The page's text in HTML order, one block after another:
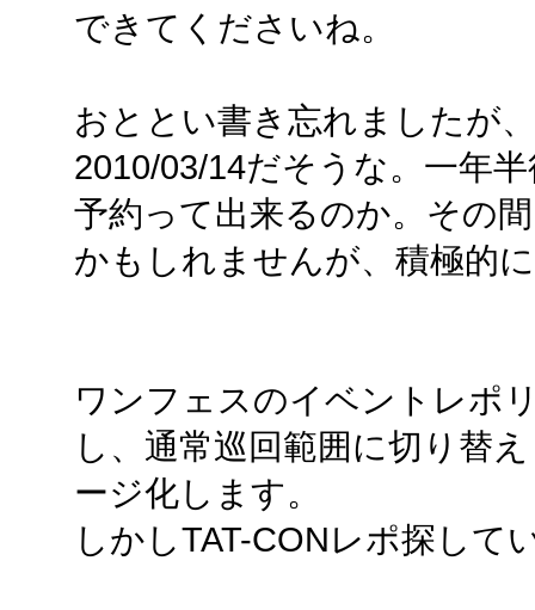
できてくださいね。
おととい書き忘れましたが
2010/03/14だそうな。一年
予約って出来るのか。その
かもしれませんが、積極的
ワンフェスのイベントレポ
し、通常巡回範囲に切り替
ージ化します。
しかしTAT-CONレポ探して